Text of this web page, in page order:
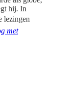
hij. In
lezingen
met